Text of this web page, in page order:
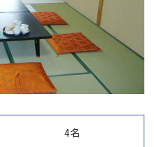
4名